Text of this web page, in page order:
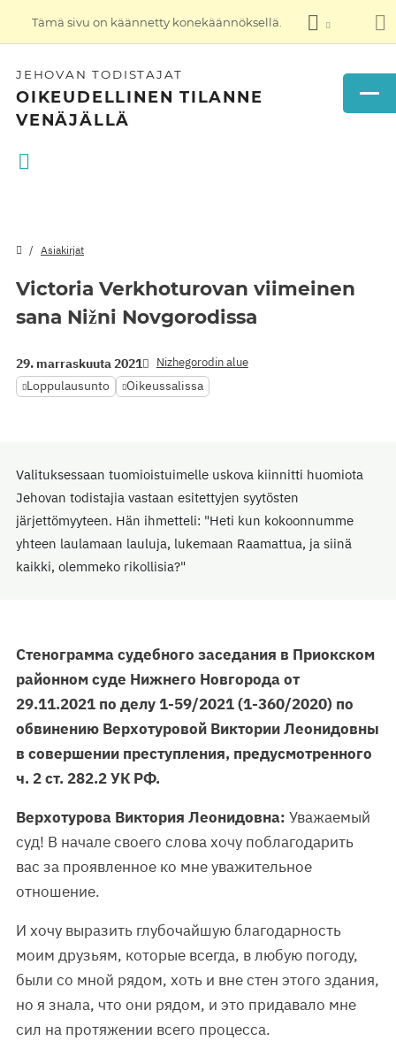
Tämä sivu on käännetty konekäännöksellä.
JEHOVAN TODISTAJAT
OIKEUDELLINEN TILANNE
VENÄJÄLLÄ
Asiakirjat
Victoria Verkhoturovan viimeinen
sana Nižni Novgorodissa
29. marraskuuta 2021 Nizhegorodin alue
Loppulausunto Oikeussalissa
Valituksessaan tuomioistuimelle uskova kiinnitti huomiota
Jehovan todistajia vastaan esitettyjen syytösten
järjettömyyteen. Hän ihmetteli: "Heti kun kokoonnumme
yhteen laulamaan lauluja, lukemaan Raamattua, ja siinä
kaikki, olemmeko rikollisia?"
Стенограмма судебного заседания в Приокском
районном суде Нижнего Новгорода от
29.11.2021 по делу 1-59/2021 (1-360/2020) по
обвинению Верхотуровой Виктории Леонидовны
в совершении преступления, предусмотренного
ч. 2 ст. 282.2 УК РФ.
Верхотурова Виктория Леонидовна: Уважаемый
суд! В начале своего слова хочу поблагодарить
вас за проявленное ко мне уважительное
отношение.
И хочу выразить глубочайшую благодарность
моим друзьям, которые всегда, в любую погоду,
были со мной рядом, хоть и вне стен этого здания,
но я знала, что они рядом, и это придавало мне
сил на протяжении всего процесса.